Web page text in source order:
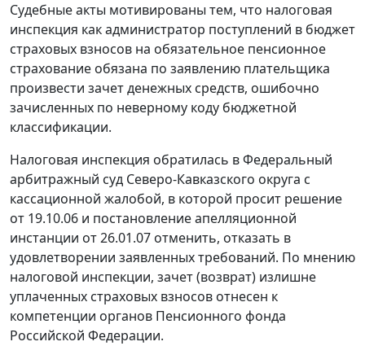
Судебные акты мотивированы тем, что налоговая
инспекция как администратор поступлений в бюджет
страховых взносов на обязательное пенсионное
страхование обязана по заявлению плательщика
произвести зачет денежных средств, ошибочно
зачисленных по неверному коду бюджетной
классификации.
Налоговая инспекция обратилась в Федеральный
арбитражный суд Северо-Кавказского округа с
кассационной жалобой, в которой просит решение
от 19.10.06 и постановление апелляционной
инстанции от 26.01.07 отменить, отказать в
удовлетворении заявленных требований. По мнению
налоговой инспекции, зачет (возврат) излишне
уплаченных страховых взносов отнесен к
компетенции органов Пенсионного фонда
Российской Федерации.